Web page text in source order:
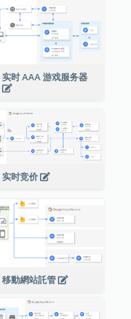
实时 AAA 游戏服务器
实时竞价
移動網站託管